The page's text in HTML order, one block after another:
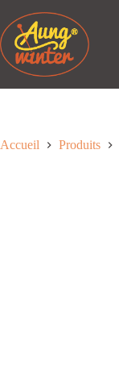
au
contenu
Accueil Produits